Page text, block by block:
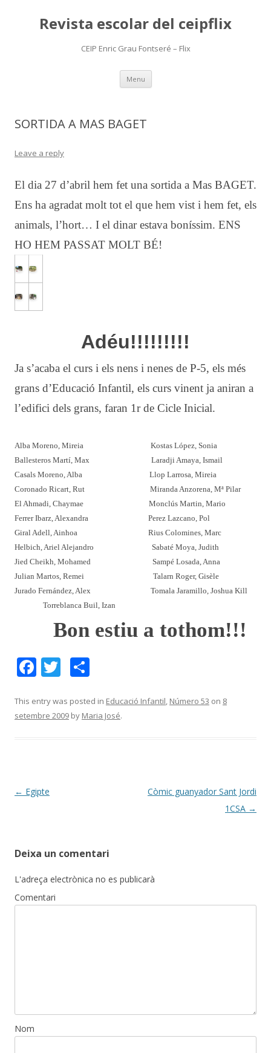
Revista escolar del ceipflix
CEIP Enric Grau Fontseré – Flix
Menu Skip
content
SORTIDA A MAS BAGET
Leave a reply
El dia 27 d’abril hem fet una sortida a Mas BAGET.
Ens ha agradat molt tot el que hem vist i hem fet, els
animals, l’hort… I el dinar estava boníssim. ENS
HO HEM PASSAT MOLT BÉ!
Adéu!!!!!!!!!
Ja s’acaba el curs i els nens i nenes de P-5, els més
grans d’Educació Infantil, els curs vinent ja aniran a
l’edifici dels grans, faran 1r de Cicle Inicial.
Alba Moreno, Mireia
Kostas López, Sonia
Ballesteros Martí, Max
Laradji Amaya, Ismail
Casals Moreno, Alba
Llop Larrosa, Mireia
Coronado Ricart, Rut
Miranda Anzorena, Mª Pilar
El Ahmadi, Chaymae
Monclús Martin, Mario
Ferrer Ibarz, Alexandra
Perez Lazcano, Pol
Giral Adell, Ainhoa
Rius Colomines, Marc
Helbich, Ariel Alejandro
Sabaté Moya, Judith
Jied Cheikh, Mohamed
Sampé Losada, Anna
Julian Martos, Remei
Talarn Roger, Gisèle
Jurado Fernández, Alex
Tomala Jaramillo, Joshua Kill
Torreblanca Buil, Izan
Bon estiu a tothom!!!
F
e
b
k
T
itt
er
m
p
This entry was posted in Educació Infantil, Número 53 on 8
setembre 2009 by Maria José.
Post
← Egipte
Còmic guanyador Sant Jordi
1CSA →
Deixa un comentari
L'adreça electrònica no es publicarà
Comentari
Nom